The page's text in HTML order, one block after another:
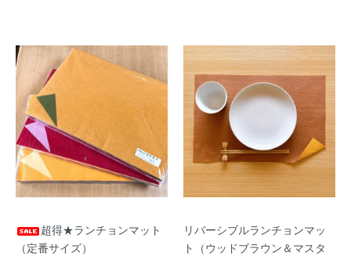
超得★ランチョンマット
（定番サイズ）
リバーシブルランチョンマッ
ト（ウッドブラウン＆マスタ